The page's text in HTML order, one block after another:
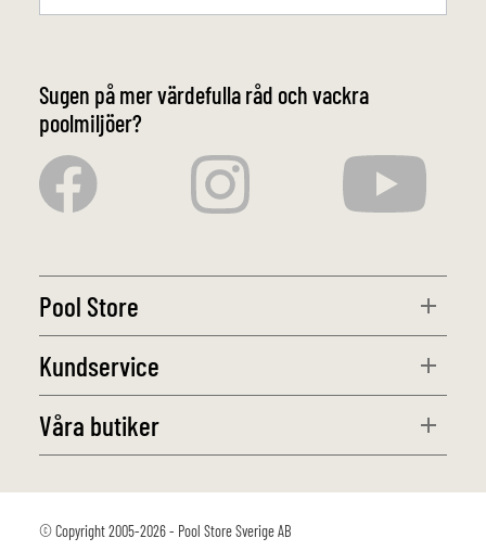
Sugen på mer värdefulla råd och vackra
poolmiljöer?
Pool Store
Kundservice
Våra butiker
© Copyright 2005-2026 - Pool Store Sverige AB